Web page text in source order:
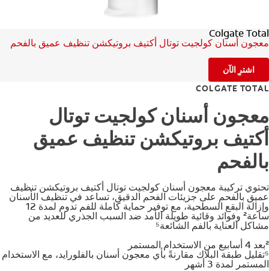
الولايات المتحدة (الإنجليزية)
Colgate Total
معجون أسنان كولجيت توتال أكتيف بروتيكشن تنظيف عميق بالفحم
اشترِ الآن
COLGATE TOTAL
معجون أسنان كولجيت توتال
أكتيف بروتيكشن تنظيف عميق
بالفحم
تحتوي تركيبة معجون أسنان كولجيت توتال أكتيف بروتيكشن تنظيف
عميق بالفحم على جزيئات الفحم الدقيق، تساعد في تنظيف الأسنان
وإزالة البقع السطحية، مع توفير حماية كاملة للفم تدوم لمدة 12
ساعة² وفوائد وقائية طويلة الأمد ضد السبب الجذري للعديد من
مشاكل العناية بالفم الشائعة⁵
²بعد 4 أسابيع من الاستخدام المستمر
⁵تقليل طبقة البلاك مقارنةً بأي معجون أسنان بالفلورايد، مع الاستخدام
المستمر لمدة 3 أشهر